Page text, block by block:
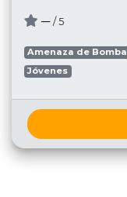
─ / 5
Amenaza de Bomba
Jóvenes